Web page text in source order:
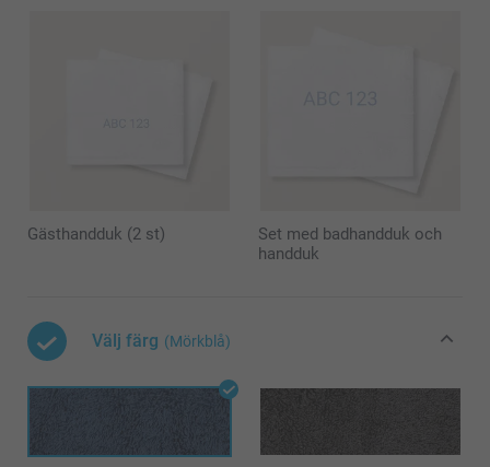
Gästhandduk (2 st)
Set med badhandduk och
handduk
Välj färg (Mörkblå)